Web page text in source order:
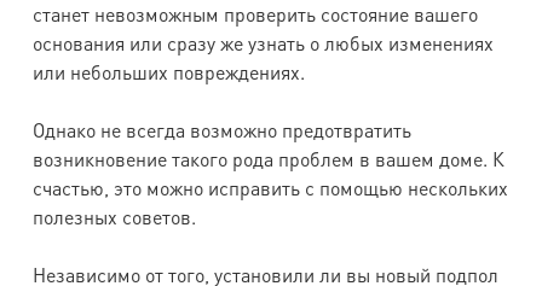
станет невозможным проверить состояние вашего
основания или сразу же узнать о любых изменениях
или небольших повреждениях.
Однако не всегда возможно предотвратить
возникновение такого рода проблем в вашем доме. К
счастью, это можно исправить с помощью нескольких
полезных советов.
Независимо от того, установили ли вы новый подпол